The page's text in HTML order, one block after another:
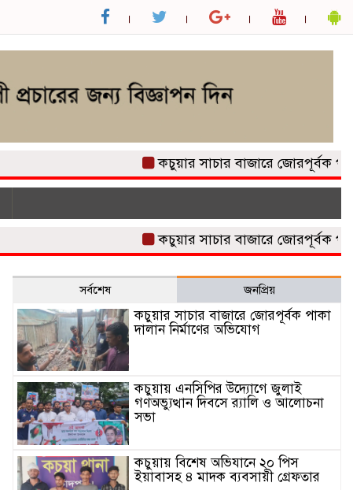
কচুয়ার সাচার বাজারে জোরপূর্বক পাকা
কচুয়ার সাচার বাজারে জোরপূর্বক পাকা
সর্বশেষ জনপ্রিয়
কচুয়ার সাচার বাজারে জোরপূর্বক পাকা
দালান নির্মাণের অভিযোগ
কচুয়ায় এনসিপির উদ্যোগে জুলাই
গণঅভ্যুত্থান দিবসে র‌্যালি ও আলোচনা
সভা
কচুয়ায় বিশেষ অভিযানে ২০ পিস
ইয়াবাসহ ৪ মাদক ব্যবসায়ী গ্রেফতার